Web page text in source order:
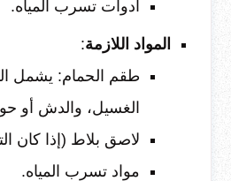
أدوات تسرب المياه.
المواد اللازمة:
طقم الحمام: يشمل
الغسيل، والدش أو
لاصق بلاط (إذا كان
مواد تسرب المياه.